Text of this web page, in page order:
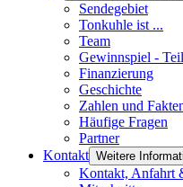
Sendegebiet
Tonkuhle ist ...
Team
Gewinnspiel -
Finanzierung
Geschichte
Zahlen und
Häufige Fragen
Partner
Kontakt Weitere
Kontakt, Anfahrt